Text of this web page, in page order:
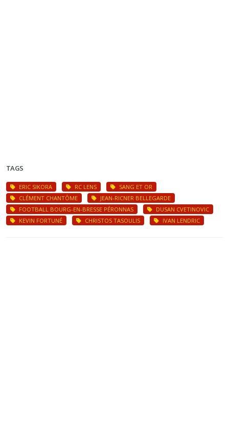
TAGS
ERIC SIKORA RC LENS
SANG ET OR
CLÉMENT CHANTÔME
JEAN-RICNER BELLEGARDE
FOOTBALL BOURG-EN-BRESSE PÉRONNAS
DUSAN CVETINOVIC
KEVIN FORTUNÉ
CHRISTOS TASOULIS IVAN LENDRIC